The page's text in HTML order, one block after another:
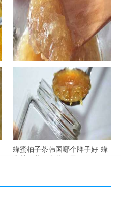
在家怎样做蜂蜜柚子茶-蜂蜜柚
子茶可以解酒吗？
蜂蜜柚子茶韩国哪个牌子好-蜂
蜜柚子茶哪个牌子最好？